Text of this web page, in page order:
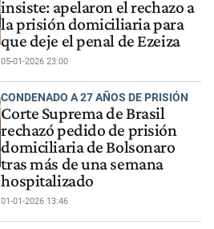
insiste: apelaron el rechazo a
la prisión domiciliaria para
que deje el penal de Ezeiza
05-01-2026 23:00
CONDENADO A 27 AÑOS DE PRISIÓN
Corte Suprema de Brasil
rechazó pedido de prisión
domiciliaria de Bolsonaro
tras más de una semana
hospitalizado
01-01-2026 13:46